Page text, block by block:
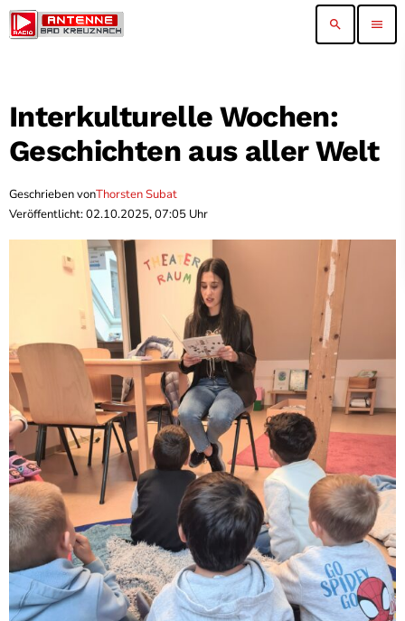
search menu
Interkulturelle Wochen:
Geschichten aus aller Welt
Geschrieben vonThorsten Subat
Veröffentlicht: 02.10.2025, 07:05 Uhr